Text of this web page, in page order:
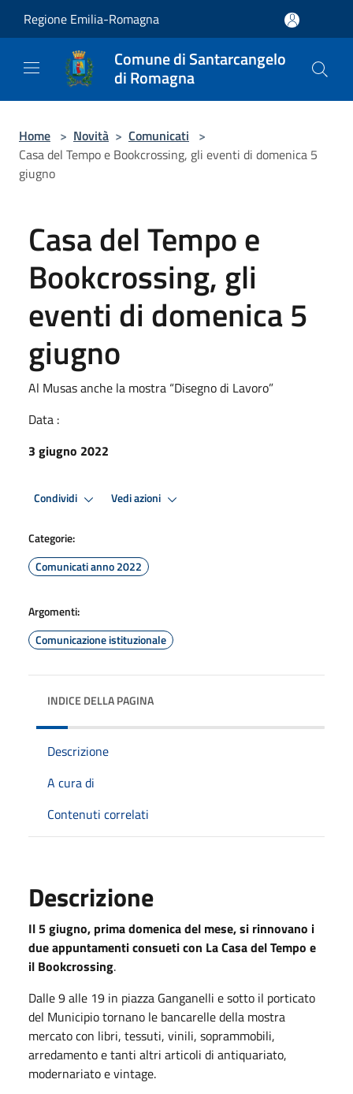
Regione Emilia-Romagna
Comune di Santarcangelo
di Romagna
Home > Novità > Comunicati >
Casa del Tempo e Bookcrossing, gli eventi di domenica 5
giugno
Casa del Tempo e
Bookcrossing, gli
eventi di domenica 5
giugno
Al Musas anche la mostra “Disegno di Lavoro”
Data :
3 giugno 2022
Condividi Vedi azioni
Categorie:
Comunicati anno 2022
Argomenti:
Comunicazione istituzionale
INDICE DELLA PAGINA
Descrizione
A cura di
Contenuti correlati
Descrizione
Il 5 giugno, prima domenica del mese, si rinnovano i
due appuntamenti consueti con La Casa del Tempo e
il Bookcrossing.
Dalle 9 alle 19 in piazza Ganganelli e sotto il porticato
del Municipio tornano le bancarelle della mostra
mercato con libri, tessuti, vinili, soprammobili,
arredamento e tanti altri articoli di antiquariato,
modernariato e vintage.